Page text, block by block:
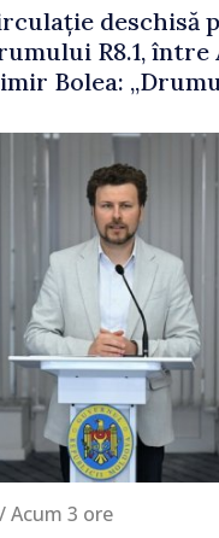
deschisă
R8.1, între
Bolea:
cetățenilor”
/ Acum 3 ore